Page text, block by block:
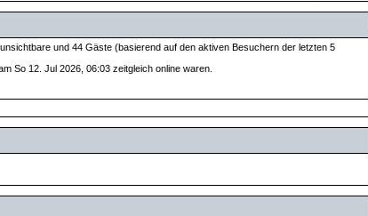
und 44 Gäste (basierend auf den aktiven Besuchern der letzten 5
So 12. Jul 2026, 06:03 zeitgleich online waren.